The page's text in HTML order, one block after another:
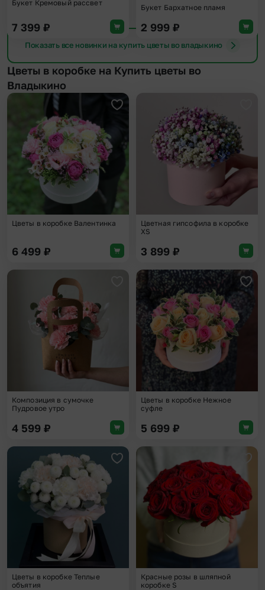
Букет Кремовый рассвет
7 399 ₽
Букет Бархатное пламя
2 999 ₽
Показать все новинки на купить цветы во владыкино
Цветы в коробке на Купить цветы во
Владыкино
Добавить в избранное
Цветы в коробке Валентинка
6 499 ₽
Цветная гипсофила в коробке
XS
3 899 ₽
Добавить в избранное
Композиция в сумочке
Пудровое утро
4 599 ₽
Цветы в коробке Нежное
суфле
5 699 ₽
Добавить в избранное
Цветы в коробке Теплые
объятия
Красные розы в шляпной
коробке S